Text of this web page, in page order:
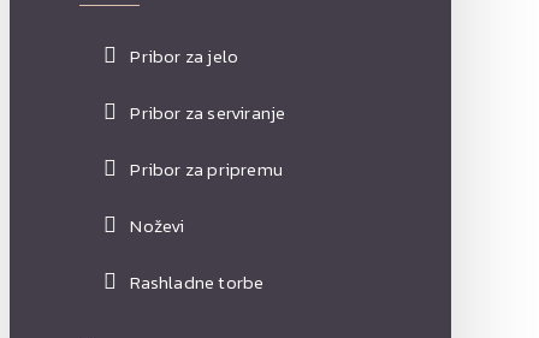
Pribor za jelo
Pribor za serviranje
Pribor za pripremu
Noževi
Rashladne torbe